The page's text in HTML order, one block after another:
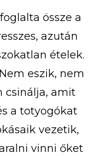
össze a
azután
ételek.
eszik, nem
csinálja, amit
a totyogókat
vezetik,
vinni őket